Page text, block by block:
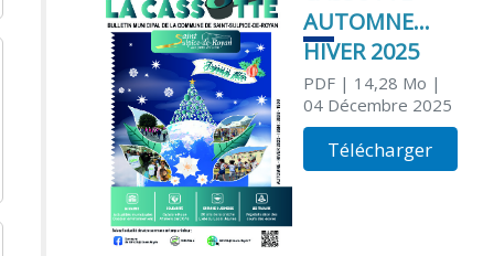
AUTOMNE
HIVER 2025
PDF| 14,28 Mo |
04 Décembre 2025
Télécharger